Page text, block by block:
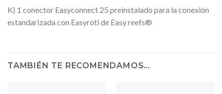
K) 1 conector Easyconnect 25 preinstalado para la conexión
estandarizada con Easyroti de Easy reefs®
TAMBIÉN TE RECOMENDAMOS…